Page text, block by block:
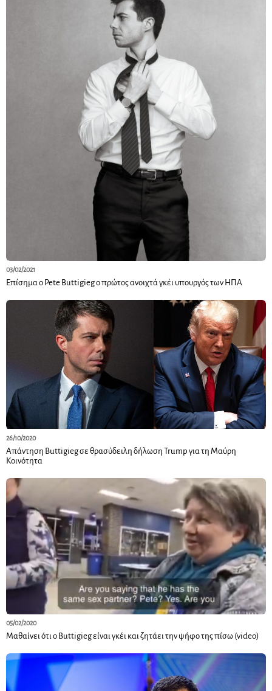
03/02/2021
Επίσημα ο Pete Buttigieg ο πρώτος ανοιχτά γκέι υπουργός των ΗΠΑ
26/10/2020
Απάντηση Buttigieg σε θρασύδειλη δήλωση Trump για τη Μαύρη
Κοινότητα
05/02/2020
Μαθαίνει ότι ο Buttigieg είναι γκέι και ζητάει την ψήφο της πίσω (video)